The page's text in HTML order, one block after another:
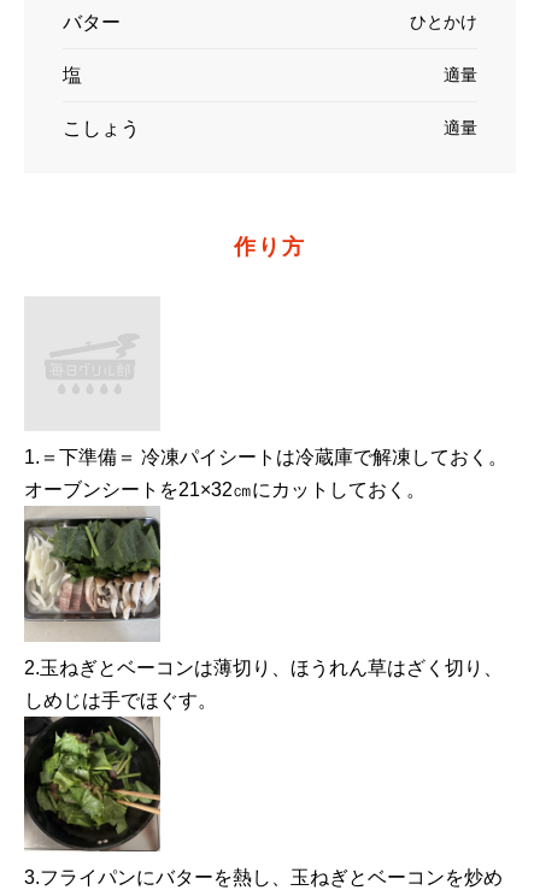
バター ひとかけ
塩 適量
こしょう 適量
作り方
1.＝下準備＝ 冷凍パイシートは冷蔵庫で解凍しておく。
オーブンシートを21×32㎝にカットしておく。
2.玉ねぎとベーコンは薄切り、ほうれん草はざく切り、
しめじは手でほぐす。
3.フライパンにバターを熱し、玉ねぎとベーコンを炒め